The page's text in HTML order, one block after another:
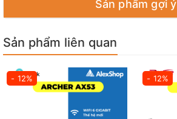
Sản phẩm gợi ý
Sản phẩm liên quan
- 12% - 12%